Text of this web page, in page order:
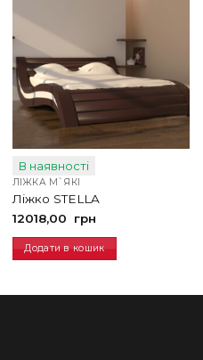
В наявності
ЛІЖКА М`ЯКІ
Ліжко STELLA
12018,00
грн
Додати в кошик